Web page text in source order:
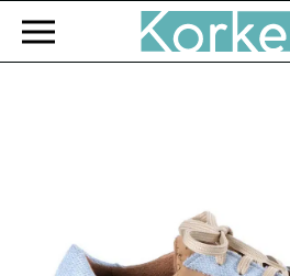
Zum Hauptinhalt springen